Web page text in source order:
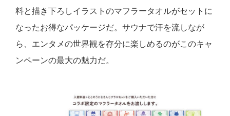
料と描き下ろしイラストのマフラータオルがセットに
なったお得なパッケージだ。サウナで汗を流しなが
ら、エンタメの世界観を存分に楽しめるのがこのキャ
ンペーンの最大の魅力だ。